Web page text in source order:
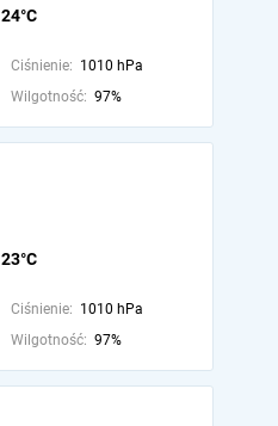
24°C
Ciśnienie: 1010 hPa
Wilgotność: 97%
23°C
Ciśnienie: 1010 hPa
Wilgotność: 97%